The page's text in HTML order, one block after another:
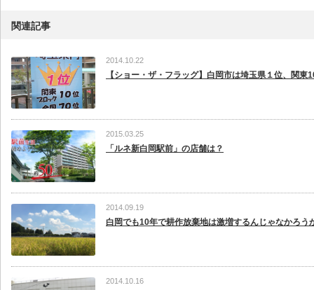
関連記事
2014.10.22
【ショー・ザ・フラッグ】白岡市は埼玉県１位、関東
2015.03.25
「ルネ新白岡駅前」の店舗は？
2014.09.19
白岡でも10年で耕作放棄地は激増するんじゃなかろう
2014.10.16